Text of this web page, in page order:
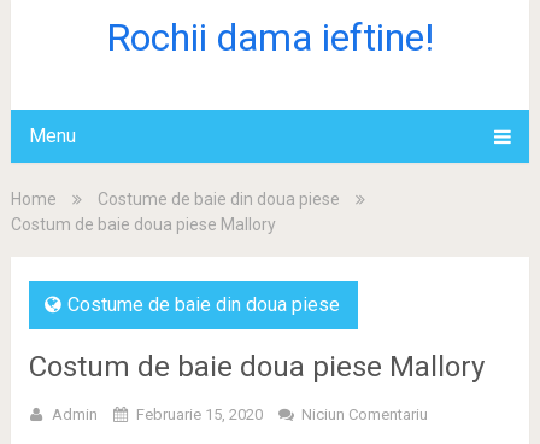
Rochii dama ieftine!
Menu
Home
Costume de baie din doua piese
Costum de baie doua piese Mallory
Costume de baie din doua piese
Costum de baie doua piese Mallory
Admin Februarie 15, 2020 Niciun Comentariu